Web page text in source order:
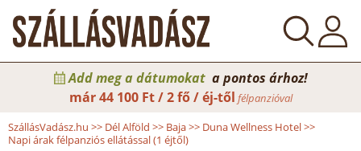
Add meg a dátumokat a pontos árhoz!
már44 100 Ft / 2 fő / éj-től félpanzióval
SzállásVadász.hu >> Dél Alföld >> Baja>> Duna Wellness Hotel>>
Napi árak félpanziós ellátással (1 éjtől)